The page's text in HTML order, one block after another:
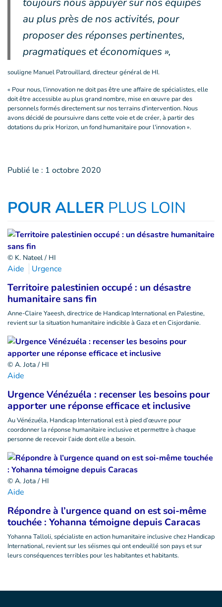
au plus près de nos activités, pour
proposer des réponses pertinentes,
pragmatiques et économiques »,
souligne Manuel Patrouillard, directeur général de HI.
« Pour nous, l’innovation ne doit pas être une affaire de spécialistes, elle
doit être accessible au plus grand nombre, mise en œuvre par des
personnels formés directement sur nos terrains d'intervention. Nous
avons décidé de poursuivre dans cette voie et de créer, à partir des
dotations du prix Horizon, un fond humanitaire pour l'innovation ».
Publié le : 1 octobre 2020
POUR ALLER PLUS LOIN
© K. Nateel / HI
Aide Urgence
Territoire palestinien occupé : un désastre
humanitaire sans fin
Anne-Claire Yaeesh, directrice de Handicap International en Palestine,
revient sur la situation humanitaire indicible à Gaza et en Cisjordanie.
© A. Jota / HI
Aide
Urgence Vénézuéla : recenser les besoins pour
apporter une réponse efficace et inclusive
Au Vénézuéla, Handicap International est à pied d’œuvre pour
coordonner la réponse humanitaire inclusive et permettre à chaque
personne de recevoir l’aide dont elle a besoin.
© A. Jota / HI
Aide
Répondre à l’urgence quand on est soi-même
touchée : Yohanna témoigne depuis Caracas
Yohanna Talloli, spécialiste en action humanitaire inclusive chez Handicap
International, revient sur les séismes qui ont endeuillé son pays et sur
leurs conséquences terribles pour les habitantes et habitants.